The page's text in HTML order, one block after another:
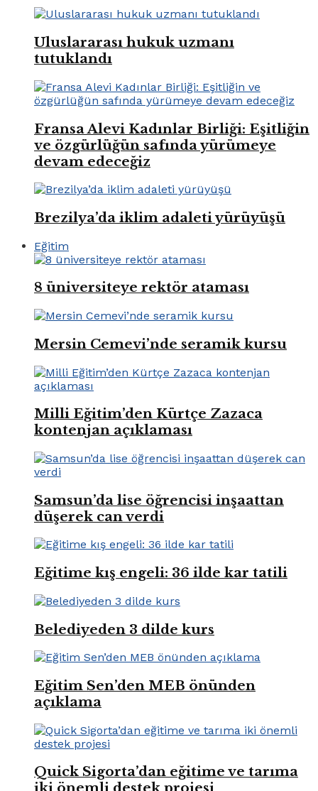
Uluslararası hukuk uzmanı
tutuklandı
Fransa Alevi Kadınlar Birliği: Eşitliğin
ve özgürlüğün safında yürümeye
devam edeceğiz
Brezilya’da iklim adaleti yürüyüşü
Eğitim
8 üniversiteye rektör ataması
Mersin Cemevi’nde seramik kursu
Milli Eğitim’den Kürtçe Zazaca
kontenjan açıklaması
Samsun’da lise öğrencisi inşaattan
düşerek can verdi
Eğitime kış engeli: 36 ilde kar tatili
Belediyeden 3 dilde kurs
Eğitim Sen’den MEB önünden
açıklama
Quick Sigorta’dan eğitime ve tarıma